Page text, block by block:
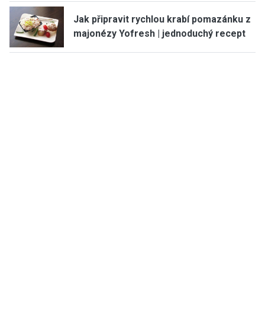
Jak připravit rychlou krabí pomazánku z
majonézy Yofresh | jednoduchý recept